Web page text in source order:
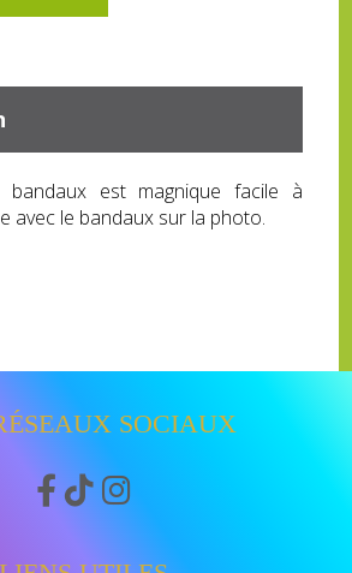
bandaux est magnique facile à
avec le bandaux sur la photo.
SOCIAUX
  